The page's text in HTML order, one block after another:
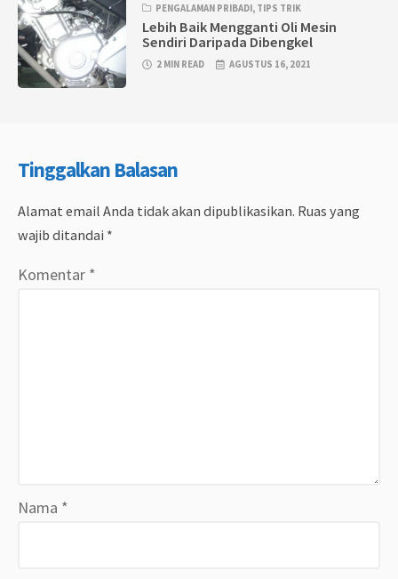
PENGALAMAN PRIBADI, TIPS TRIK
Lebih Baik Mengganti Oli Mesin
Sendiri Daripada Dibengkel
2 MIN READ AGUSTUS 16, 2021
Tinggalkan Balasan
Alamat email Anda tidak akan dipublikasikan. Ruas yang
wajib ditandai *
Komentar *
Nama *